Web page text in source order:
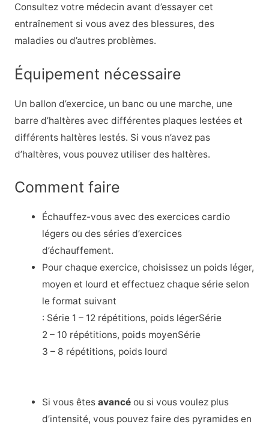
Consultez votre médecin avant d’essayer cet
entraînement si vous avez des blessures, des
maladies ou d’autres problèmes.
Équipement nécessaire
Un ballon d’exercice, un banc ou une marche, une
barre d’haltères avec différentes plaques lestées et
différents haltères lestés. Si vous n’avez pas
d’haltères, vous pouvez utiliser des haltères.
Comment faire
Échauffez-vous avec des exercices cardio
légers ou des séries d’exercices
d’échauffement.
Pour chaque exercice, choisissez un poids léger,
moyen et lourd et effectuez chaque série selon
le format suivant
: Série 1 – 12 répétitions, poids légerSérie
2 – 10 répétitions, poids moyenSérie
3 – 8 répétitions, poids lourd
Si vous êtesavancé ou si vous voulez plus
d’intensité, vous pouvez faire des pyramides en